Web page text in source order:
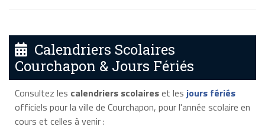
Calendriers Scolaires
Courchapon & Jours Fériés
Consultez les calendriers scolaireset les jours fériés
officiels pour la ville de Courchapon, pour l'année scolaire en
cours et celles à venir :